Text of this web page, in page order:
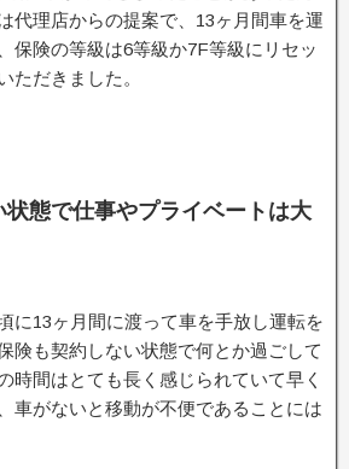
代理店からの提案で、13ヶ月間車を運
保険の等級は6等級か7F等級にリセッ
ただきました。
状態で仕事やプライベートは大
に13ヶ月間に渡って車を手放し運転を
険も契約しない状態で何とか過ごして
時間はとても長く感じられていて早く
車がないと移動が不便であることには